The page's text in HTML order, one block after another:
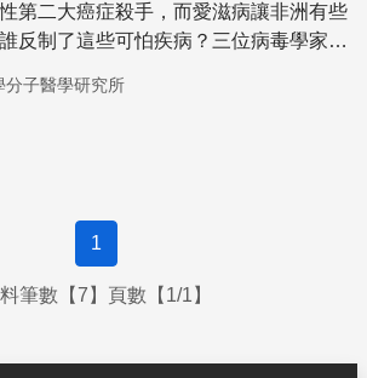
第二大癌症殺手，而愛滋病讓非洲有些
反制了這些可怕疾病？三位病毒學家的
分子醫學研究所
1
筆數【7】頁數【1/1】